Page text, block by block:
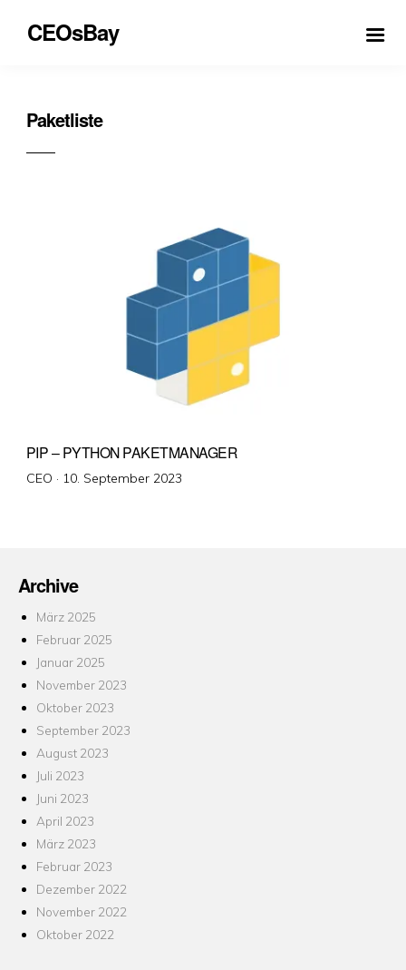
CEOsBay
Paketliste
PIP – PYTHON PAKETMANAGER
CEO · Veröffentlicht
10. September 2023
Archive
März 2025
Februar 2025
Januar 2025
November 2023
Oktober 2023
September 2023
August 2023
Juli 2023
Juni 2023
April 2023
März 2023
Februar 2023
Dezember 2022
November 2022
Oktober 2022